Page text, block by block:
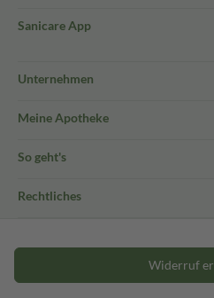
Sanicare App
Unternehmen
Meine Apotheke
So geht's
Rechtliches
Widerruf